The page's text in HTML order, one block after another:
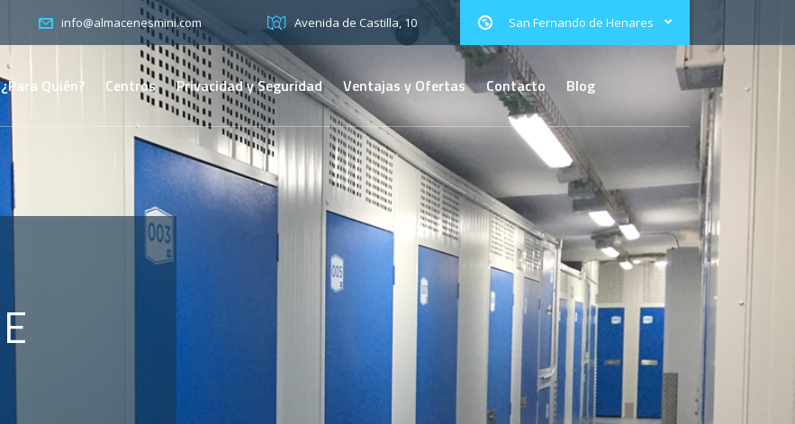
San Fernando de Henares
info@almacenesmini.com Avenida de Castilla, 10
¿Para Quién? Centros Privacidad y Seguridad Ventajas y Ofertas Contacto Blog